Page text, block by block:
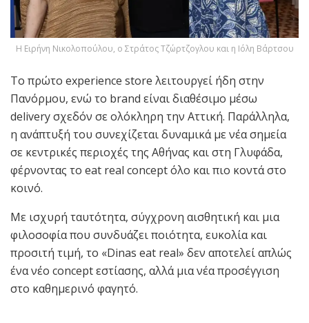
Η Eιρήνη Νικολοπούλου, ο Στράτος Τζώρτζογλου και η Ιόλη Βάρτσου
Το πρώτο experience store λειτουργεί ήδη στην
Πανόρμου, ενώ το brand είναι διαθέσιμο μέσω
delivery σχεδόν σε ολόκληρη την Αττική. Παράλληλα,
η ανάπτυξή του συνεχίζεται δυναμικά με νέα σημεία
σε κεντρικές περιοχές της Αθήνας και στη Γλυφάδα,
φέρνοντας το eat real concept όλο και πιο κοντά στο
κοινό.
Με ισχυρή ταυτότητα, σύγχρονη αισθητική και μια
φιλοσοφία που συνδυάζει ποιότητα, ευκολία και
προσιτή τιμή, το «Dinas eat real» δεν αποτελεί απλώς
ένα νέο concept εστίασης, αλλά μια νέα προσέγγιση
στο καθημερινό φαγητό.